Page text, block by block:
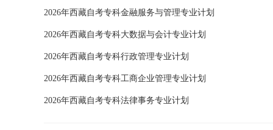
2026年西藏自考专科金融服务与管理专业计划
2026年西藏自考专科大数据与会计专业计划
2026年西藏自考专科行政管理专业计划
2026年西藏自考专科工商企业管理专业计划
2026年西藏自考专科法律事务专业计划